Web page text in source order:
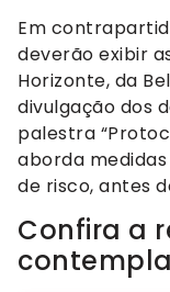
Em
deverão exibir
Horizonte, da
divulgação dos
palestra
aborda
de risco, antes
Confira a